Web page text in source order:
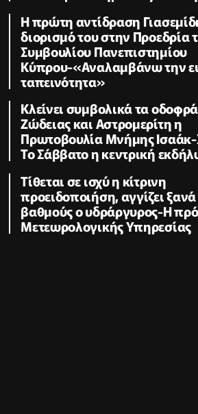
Η πρώτη αντίδραση
διορισμό του στην Προεδρία
Συμβουλίου Πανεπιστημίου
Κύπρου-«Αναλαμβάνω την
ταπεινότητα»
Κλείνει συμβολικά τα
Ζώδειας και Αστρομερίτη η
Πρωτοβουλία Μνήμης
Το Σάββατο η κεντρική
Τίθεται σε ισχύ η κίτρινη
προειδοποιήση, αγγίζει
βαθμούς ο υδράργυρος-Η
Μετεωρολογικής Υπηρεσίας